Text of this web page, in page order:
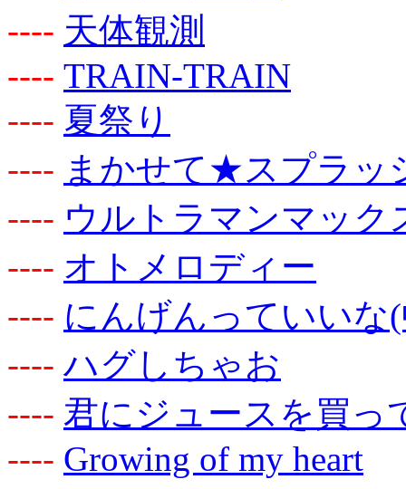
---- 天体観測
---- TRAIN-TRAIN
---- 夏祭り
---- まかせて★スプラ
---- ウルトラマンマック
---- オトメロディー
---- にんげんっていいな
---- ハグしちゃお
---- 君にジュースを買
---- Growing of my heart